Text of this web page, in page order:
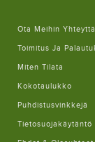
Ota Meihin Yhteyttä
Toimitus Ja
Miten Tilata
Kokotaulukko
Puhdistusvinkkejä
Tietosuojakäytäntö